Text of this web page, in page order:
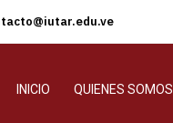
INICIO QUIENES SOMOS